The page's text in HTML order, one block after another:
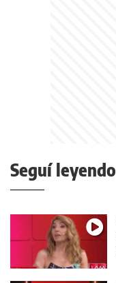
Seguí leyendo